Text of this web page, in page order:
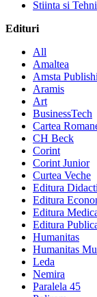
Stiinta si
Edituri
All
Amaltea
Amsta
Aramis
Art
BusinessTech
Cartea
CH Beck
Corint
Corint Junior
Curtea Veche
Editura
Editura
Editura
Editura
Humanitas
Humanitas
Leda
Nemira
Paralela 45